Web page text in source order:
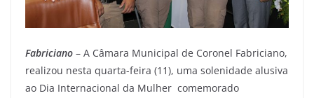
Fabriciano – A Câmara Municipal de Coronel Fabriciano,
realizou nesta quarta-feira (11), uma solenidade alusiva
ao Dia Internacional da Mulher comemorado